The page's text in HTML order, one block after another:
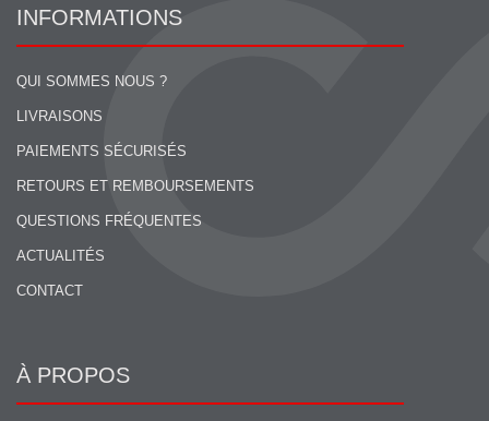
INFORMATIONS
QUI SOMMES NOUS ?
LIVRAISONS
PAIEMENTS SÉCURISÉS
RETOURS ET REMBOURSEMENTS
QUESTIONS FRÉQUENTES
ACTUALITÉS
CONTACT
À PROPOS